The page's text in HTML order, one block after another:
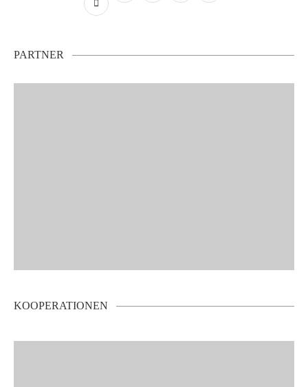
PARTNER
KOOPERATIONEN